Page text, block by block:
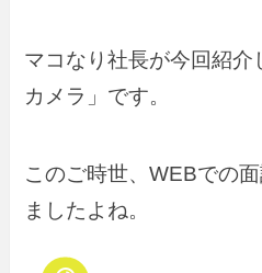
マコなり社長が今回紹介
カメラ」です。
このご時世、WEBでの
ましたよね。